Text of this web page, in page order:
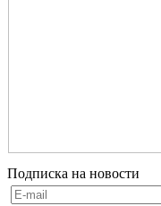
Подписка на новости